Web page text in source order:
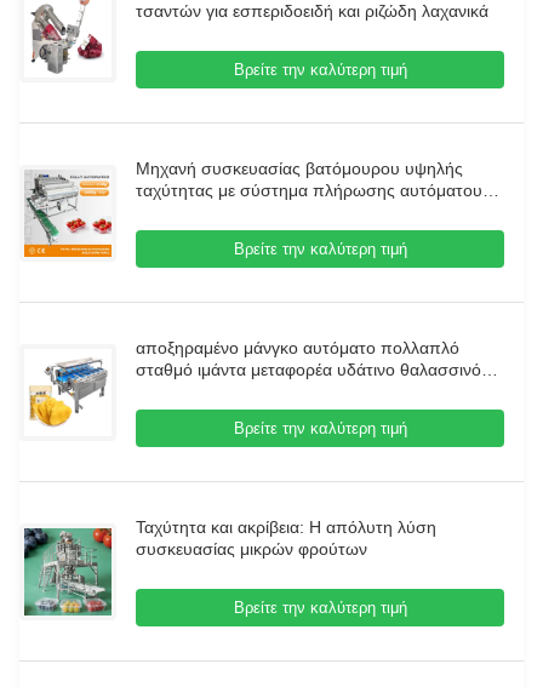
τσαντών για εσπεριδοειδή και ριζώδη λαχανικά
Βρείτε την καλύτερη τιμή
Μηχανή συσκευασίας βατόμουρου υψηλής
ταχύτητας με σύστημα πλήρωσης αυτόματου
Βρείτε την καλύτερη τιμή
αποξηραμένο μάνγκο αυτόματο πολλαπλό
σταθμό ιμάντα μεταφορέα υδάτινο θαλασσινό
αντιβάρος μηχανή
Βρείτε την καλύτερη τιμή
Ταχύτητα και ακρίβεια: Η απόλυτη λύση
συσκευασίας μικρών φρούτων
Βρείτε την καλύτερη τιμή